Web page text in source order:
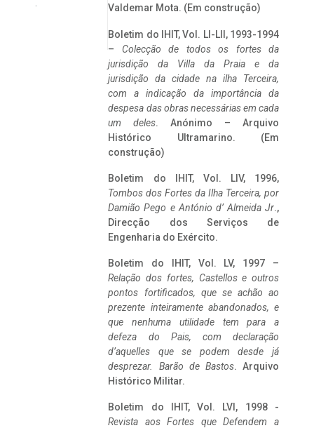
Valdemar Mota. (Em construção)
Boletim do IHIT, Vol. LI-LII, 1993-1994
– Colecção de todos os fortes da
jurisdição da Villa da Praia e da
jurisdição da cidade na ilha Terceira,
com a indicação da importância da
despesa das obras necessárias em cada
um deles. Anónimo – Arquivo
Histórico Ultramarino. (Em
construção)
Boletim do IHIT, Vol. LIV, 1996,
Tombos dos Fortes da Ilha Terceira, por
Damião Pego e António d’ Almeida Jr.,
Direcção dos Serviços de
Engenharia do Exército.
Boletim do IHIT, Vol. LV, 1997 –
Relação dos fortes, Castellos e outros
pontos fortificados, que se achão ao
prezente inteiramente abandonados, e
que nenhuma utilidade tem para a
defeza do Pais, com declaração
d’aquelles que se podem desde já
desprezar. Barão de Bastos. Arquivo
Histórico Militar.
Boletim do IHIT, Vol. LVI, 1998 -
Revista aos Fortes que Defendem a